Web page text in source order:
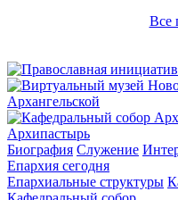
Все
Архипастырь
Биография Служение
Епархия сегодня
Епархиальные структуры